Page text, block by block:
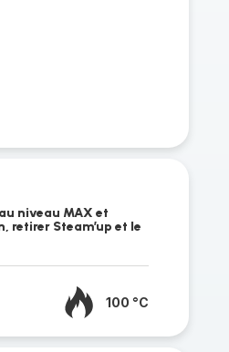
niveau MAX et
retirer Steam’up et le
100 °C